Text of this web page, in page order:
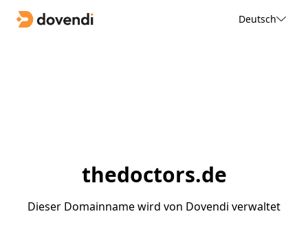
Deutsch
thedoctors.de
Dieser Domainname wird von Dovendi verwaltet